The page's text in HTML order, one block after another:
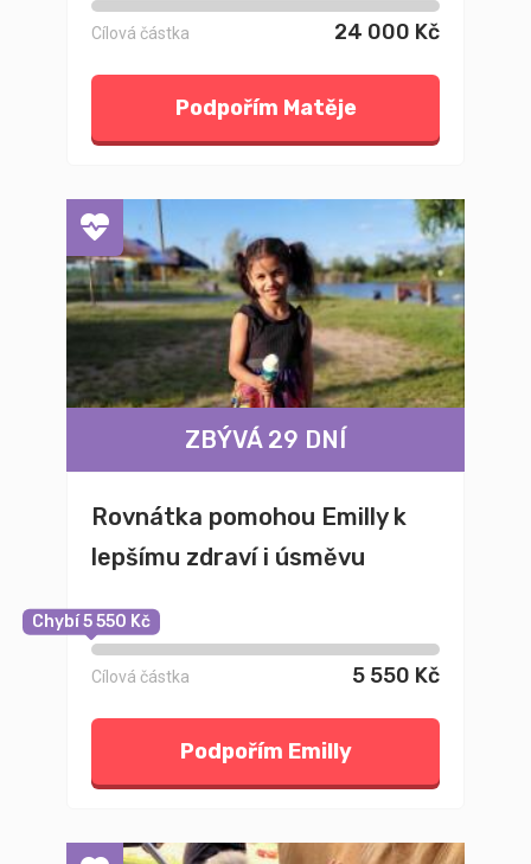
Cílová částka 24 000 Kč
Podpořím Matěje
ZBÝVÁ 29 DNÍ
Rovnátka pomohou Emilly k
lepšímu zdraví i úsměvu
Chybí 5 550 Kč
Cílová částka 5 550 Kč
Podpořím Emilly